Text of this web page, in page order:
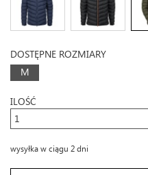
DOSTĘPNE ROZMIARY
M
ILOŚĆ
wysyłka w ciągu 2 dni